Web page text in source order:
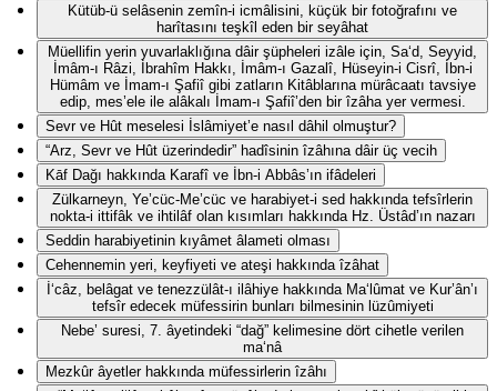
Kütüb-ü selâsenin zemîn-i icmâlisini, küçük bir fotoğrafını ve
harîtasını teşkîl eden bir seyâhat
Müellifin yerin yuvarlaklığına dâir şüpheleri izâle için, Sa‘d, Seyyid,
İmâm-ı Râzi, İbrahîm Hakkı, İmâm-ı Gazalî, Hüseyin-i Cisrî, İbn-i
Hümâm ve İmam-ı Şafiî gibi zatların Kitâblarına mürâcaatı tavsiye
edip, mes’ele ile alâkalı İmam-ı Şafiî’den bir îzâha yer vermesi.
Sevr ve Hût meselesi İslâmiyet’e nasıl dâhil olmuştur?
“Arz, Sevr ve Hût üzerindedir” hadîsinin îzâhına dâir üç vecih
Kāf Dağı hakkında Karafî ve İbn-i Abbâs’ın ifâdeleri
Zülkarneyn, Ye’cüc-Me’cüc ve harabiyet-i sed hakkında tefsîrlerin
nokta-i ittifâk ve ihtilâf olan kısımları hakkında Hz. Üstâd’ın nazarı
Seddin harabiyetinin kıyâmet âlameti olması
Cehennemin yeri, keyfiyeti ve ateşi hakkında îzâhat
İ‘câz, belâgat ve tenezzülât-ı ilâhiye hakkında Ma‘lûmat ve Kur’ân’ı
tefsîr edecek müfessirin bunları bilmesinin lüzûmiyeti
Nebe’ suresi, 7. âyetindeki “dağ” kelimesine dört cihetle verilen
ma‘nâ
Mezkûr âyetler hakkında müfessirlerin îzâhı